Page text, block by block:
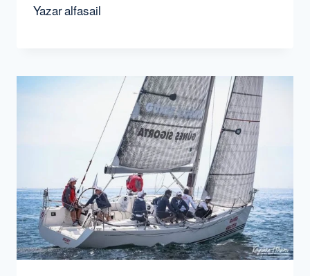
Yazaralfasail